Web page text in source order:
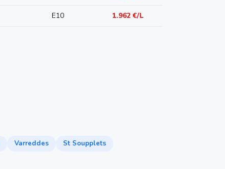
E10 1.962 €/L
Varreddes
St Soupplets